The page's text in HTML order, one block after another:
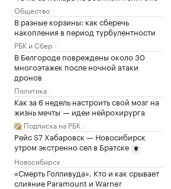
Общество
В разные корзины: как сберечь
накопления в период турбулентности
РБК и Сбер
В Белгороде повреждены около 30
многоэтажек после ночной атаки
дронов
Политика
Как за 6 недель настроить свой мозг на
жизнь мечты — идеи нейрохирурга
Подписка на РБК
Рейс S7 Хабаровск — Новосибирск
утром экстренно сел в Братске
Новосибирск
«Смерть Голливуда». Кто и как срывает
слияние Paramount и Warner